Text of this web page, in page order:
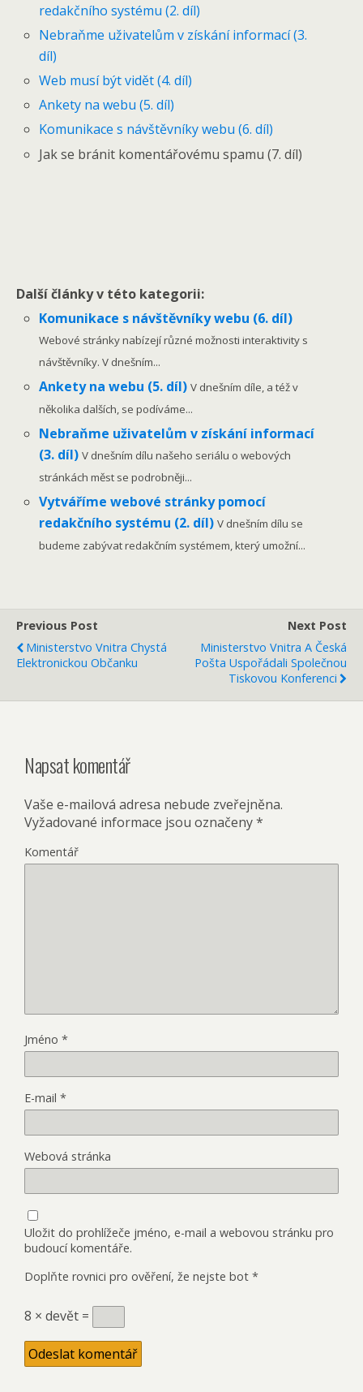
redakčního systému (2. díl)
Nebraňme uživatelům v získání informací (3.
díl)
Web musí být vidět (4. díl)
Ankety na webu (5. díl)
Komunikace s návštěvníky webu (6. díl)
Jak se bránit komentářovému spamu (7. díl)
Další články v této kategorii:
Komunikace s návštěvníky webu (6. díl)
Webové stránky nabízejí různé možnosti interaktivity s
návštěvníky. V dnešním...
Ankety na webu (5. díl)V dnešním díle, a též v
několika dalších, se podíváme...
Nebraňme uživatelům v získání informací
(3. díl)V dnešním dílu našeho seriálu o webových
stránkách měst se podrobněji...
Vytváříme webové stránky pomocí
redakčního systému (2. díl)V dnešním dílu se
budeme zabývat redakčním systémem, který umožní...
Previous Post
Ministerstvo Vnitra Chystá
Elektronickou Občanku
Next Post
Ministerstvo Vnitra A Česká
Pošta Uspořádali Společnou
Tiskovou Konferenci
Napsat komentář
Vaše e-mailová adresa nebude zveřejněna.
Vyžadované informace jsou označeny*
Komentář
Jméno *
E-mail *
Webová stránka
Uložit do prohlížeče jméno, e-mail a webovou stránku pro
budoucí komentáře.
Doplňte rovnici pro ověření, že nejste bot *
8 × devět =